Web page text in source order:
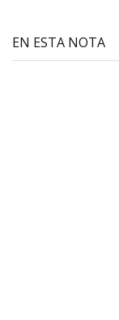
EN ESTA NOTA